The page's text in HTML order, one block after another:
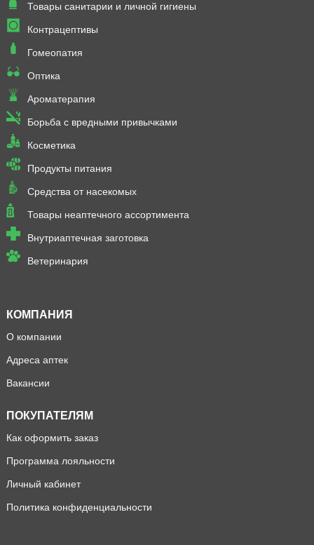
Товары санитарии и личной гигиены
Контрацептивы
Гомеопатия
Оптика
Ароматерапия
Борьба с вредными привычками
Косметика
Продукты питания
Средства от насекомых
Товары неаптечного ассортимента
Внутриаптечная заготовка
Ветеринария
КОМПАНИЯ
О компании
Адреса аптек
Вакансии
ПОКУПАТЕЛЯМ
Как оформить заказ
Программа лояльности
Личный кабинет
Политика конфиденциальности